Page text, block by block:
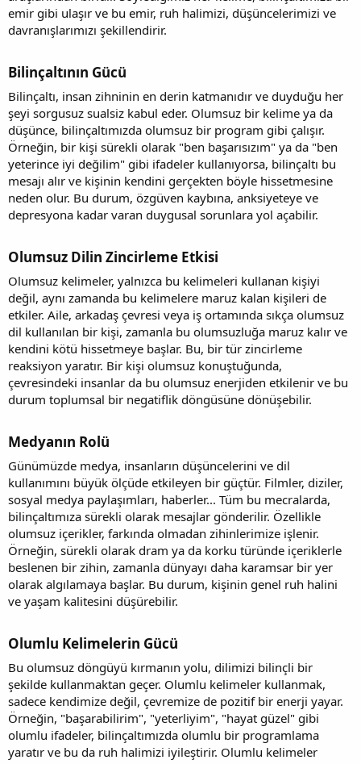
emir gibi ulaşır ve bu emir, ruh halimizi, düşüncelerimizi ve
davranışlarımızı şekillendirir.
Bilinçaltının Gücü
Bilinçaltı, insan zihninin en derin katmanıdır ve duyduğu her
şeyi sorgusuz sualsiz kabul eder. Olumsuz bir kelime ya da
düşünce, bilinçaltımızda olumsuz bir program gibi çalışır.
Örneğin, bir kişi sürekli olarak "ben başarısızım" ya da "ben
yeterince iyi değilim" gibi ifadeler kullanıyorsa, bilinçaltı bu
mesajı alır ve kişinin kendini gerçekten böyle hissetmesine
neden olur. Bu durum, özgüven kaybına, anksiyeteye ve
depresyona kadar varan duygusal sorunlara yol açabilir.
Olumsuz Dilin Zincirleme Etkisi
Olumsuz kelimeler, yalnızca bu kelimeleri kullanan kişiyi
değil, aynı zamanda bu kelimelere maruz kalan kişileri de
etkiler. Aile, arkadaş çevresi veya iş ortamında sıkça olumsuz
dil kullanılan bir kişi, zamanla bu olumsuzluğa maruz kalır ve
kendini kötü hissetmeye başlar. Bu, bir tür zincirleme
reaksiyon yaratır. Bir kişi olumsuz konuştuğunda,
çevresindeki insanlar da bu olumsuz enerjiden etkilenir ve bu
durum toplumsal bir negatiflik döngüsüne dönüşebilir.
Medyanın Rolü
Günümüzde medya, insanların düşüncelerini ve dil
kullanımını büyük ölçüde etkileyen bir güçtür. Filmler, diziler,
sosyal medya paylaşımları, haberler... Tüm bu mecralarda,
bilinçaltımıza sürekli olarak mesajlar gönderilir. Özellikle
olumsuz içerikler, farkında olmadan zihinlerimize işlenir.
Örneğin, sürekli olarak dram ya da korku türünde içeriklerle
beslenen bir zihin, zamanla dünyayı daha karamsar bir yer
olarak algılamaya başlar. Bu durum, kişinin genel ruh halini
ve yaşam kalitesini düşürebilir.
Olumlu Kelimelerin Gücü
Bu olumsuz döngüyü kırmanın yolu, dilimizi bilinçli bir
şekilde kullanmaktan geçer. Olumlu kelimeler kullanmak,
sadece kendimize değil, çevremize de pozitif bir enerji yayar.
Örneğin, "başarabilirim", "yeterliyim", "hayat güzel" gibi
olumlu ifadeler, bilinçaltımızda olumlu bir programlama
yaratır ve bu da ruh halimizi iyileştirir. Olumlu kelimeler